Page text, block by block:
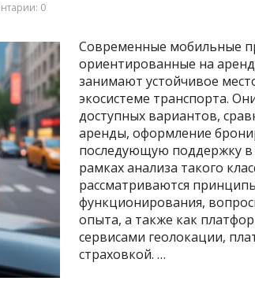
0
Современные мобильные
ориентированные на
занимают устойчивое
экосистеме транспорта.
доступных вариантов,
аренды, оформление
последующую поддержку
рамках анализа такого
рассматриваются
функционирования,
опыта, а также как
сервисами геолокации,
страховкой. …